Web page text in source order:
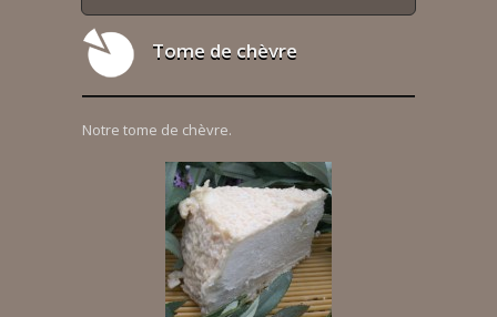
Tome de chèvre
Notre tome de chèvre.